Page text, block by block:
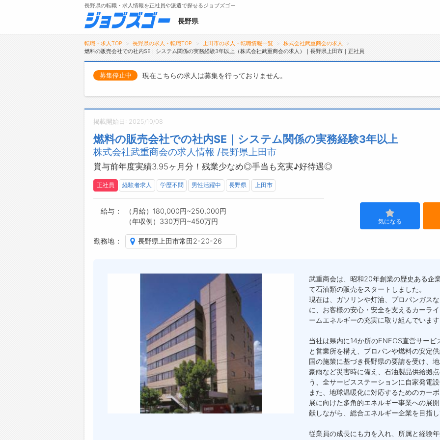
メニュー
【初めての方へ】
長野県の求人検索で選ばれる理由
転職・採用コラム
長野県の転職・求人情報を正社員や派遣で探せるジョブズゴー
長野県
転職・求人TOP 長野県の求人・転職TOP 上田市の求人・転職情報一覧
株式会社武重商会の求人
燃料の販売会社での社内SE｜システム関係の実務経験3年以上（株式会社武重商会の求人）｜長野県上田市｜正社員
募集停止中 現在こちらの求人は募集を行っておりません。
掲載開始日: 2025/10/08
燃料の販売会社での社内SE｜システム関係の実務経験3年以上
株式会社武重商会の求人情報 /長野県上田市
賞与前年度実績3.95ヶ月分！残業少なめ◎手当も充実♪好待遇◎
正社員 経験者求人 学歴不問 男性活躍中 長野県 上田市
給与
（月給）180,000円~250,000円
（年収例）330万円~450万円
勤務地 長野県上田市常田2-20-26
気になる
武重商会は、昭和20年創業の歴史ある企
て石油類の販売をスタートしました。
現在は、ガソリンや灯油、プロパンガス
に、お客様の安心・安全を支えるカーラ
ームエネルギーの充実に取り組んでいま
当社は県内に14か所のENEOS直営サー
と営業所を構え、プロパンや燃料の安定
国の施策に基づき長野県の要請を受け、
豪雨など災害時に備え、石油製品供給拠
う、全サービスステーションに自家発電
また、地球温暖化に対応するためのカー
展に向けた多角的エネルギー事業への展
献しながら、総合エネルギー企業を目指
従業員の成長にも力を入れ、所属と経験